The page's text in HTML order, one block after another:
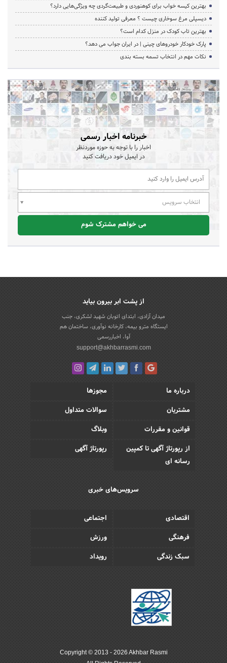
بهترین کیسه خواب برای کوهنوردی و طبیعت‌گردی چه ویژگی‌هایی دارد؟
دیسپلی مرغ سوخاری چیست ؟ معرفی تولید کننده
بهترین تاب کودک در منزل کدام است؟
پارک خودکار خودروهای چینی | در ایران جواب می دهد؟
نکات مهم در انتخاب تسمه بسته بندی
خبرنامه اخبار رسمی
اخبار را با توجه به حوزه موردنظر
در ایمیل خود دریافت کنید
انتخاب سرویس
می خواهم مشترک شوم
از پشت ابر بیرون بیاید
میدان آزادی، ابتدای اتوبان شهید لشکری، جنب
ایستگاه مترو بیمه، کارخانه نوآوری، ساختمان هم
آوا، اخباررسمی
support@akhbarrasmi.com
درباره ما
مجوزها
مشتریان
سوالات متداول
قوانین و مقررات
وبلاگ
از رپورتاژ آگهی تا کمپین
رسانه ای
رپورتاژ آگهی
سرویس‌های خبری
اقتصادی
اجتماعی
فرهنگی
ورزش
سبک زندگی
رویداد
Copyright © 2013 - 2026 Akhbar Rasmi